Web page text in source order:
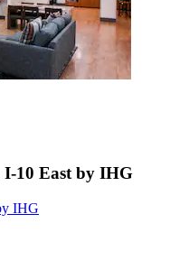
I-10 East by IHG
IHG